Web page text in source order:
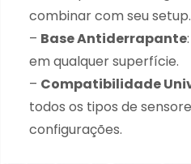
combinar com seu setup.
– Base Antiderrapante
em qualquer superfície.
– Compatibilidade
todos os tipos de
configurações.